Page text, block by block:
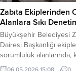
Zabıta Ekiplerinden
Alanlara Sıkı
Büyükşehir Belediyesi
Dairesi Başkanlığı
sorumluluk alanlarında,
genelinde kamuya ait
06.05.2026 15:08 0